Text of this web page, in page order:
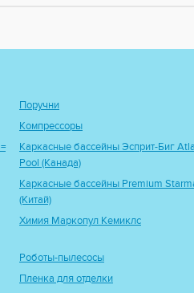
Поручни
Компрессоры
Каркасные бассейны Эсприт-Биг
Pool (Канада)
Каркасные бассейны Premium
(Китай)
Химия Маркопул Кемиклс
Роботы-пылесосы
Пленка для отделки